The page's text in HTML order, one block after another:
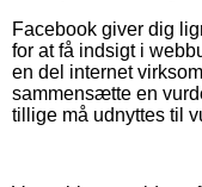
Facebook giver dig
for at få indsigt i
en del internet
sammensætte en
tillige må udnyttes til